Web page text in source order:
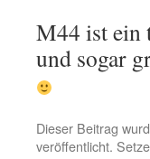
M44 ist ein
und sogar
Dieser Beitrag
veröffentlicht.